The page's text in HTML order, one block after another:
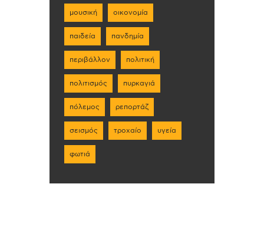
μουσική οικονομία
παιδεία πανδημία
περιβάλλον πολιτική
πολιτισμός πυρκαγιά
πόλεμος ρεπορτάζ
σεισμός τροχαίο υγεία
φωτιά